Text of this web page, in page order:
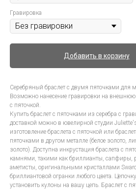
Гравировка
Добавить в корзину
Серебряный браслет с двумя пяточками для
Возможно нанесение гравировки на внешнюю
с пяточкой.
Купить браслет с пяточками из серебра с
доставкой можно в ювелирной студии
изготовление браслета с пяточкой или
пяточками в другом металле (белое золото,
золото). Доступна инкрустация браслета с
камнями, такими как бриллианты, сапфиры,
аметисты, оригинальными кристаллами
бриллиантовой огранки любого цвета.
установить кулоны на вашу цепь. Браслет с